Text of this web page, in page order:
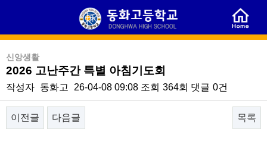
신앙생활
2026 고난주간 특별 아침기도회
작성자 동화고 26-04-08 09:08 조회 364회 댓글 0건
이전글 다음글 목록